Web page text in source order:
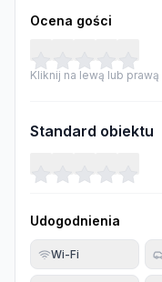
Ocena gości
Kliknij na lewą lub
Standard obiektu
Udogodnienia
Wi-Fi